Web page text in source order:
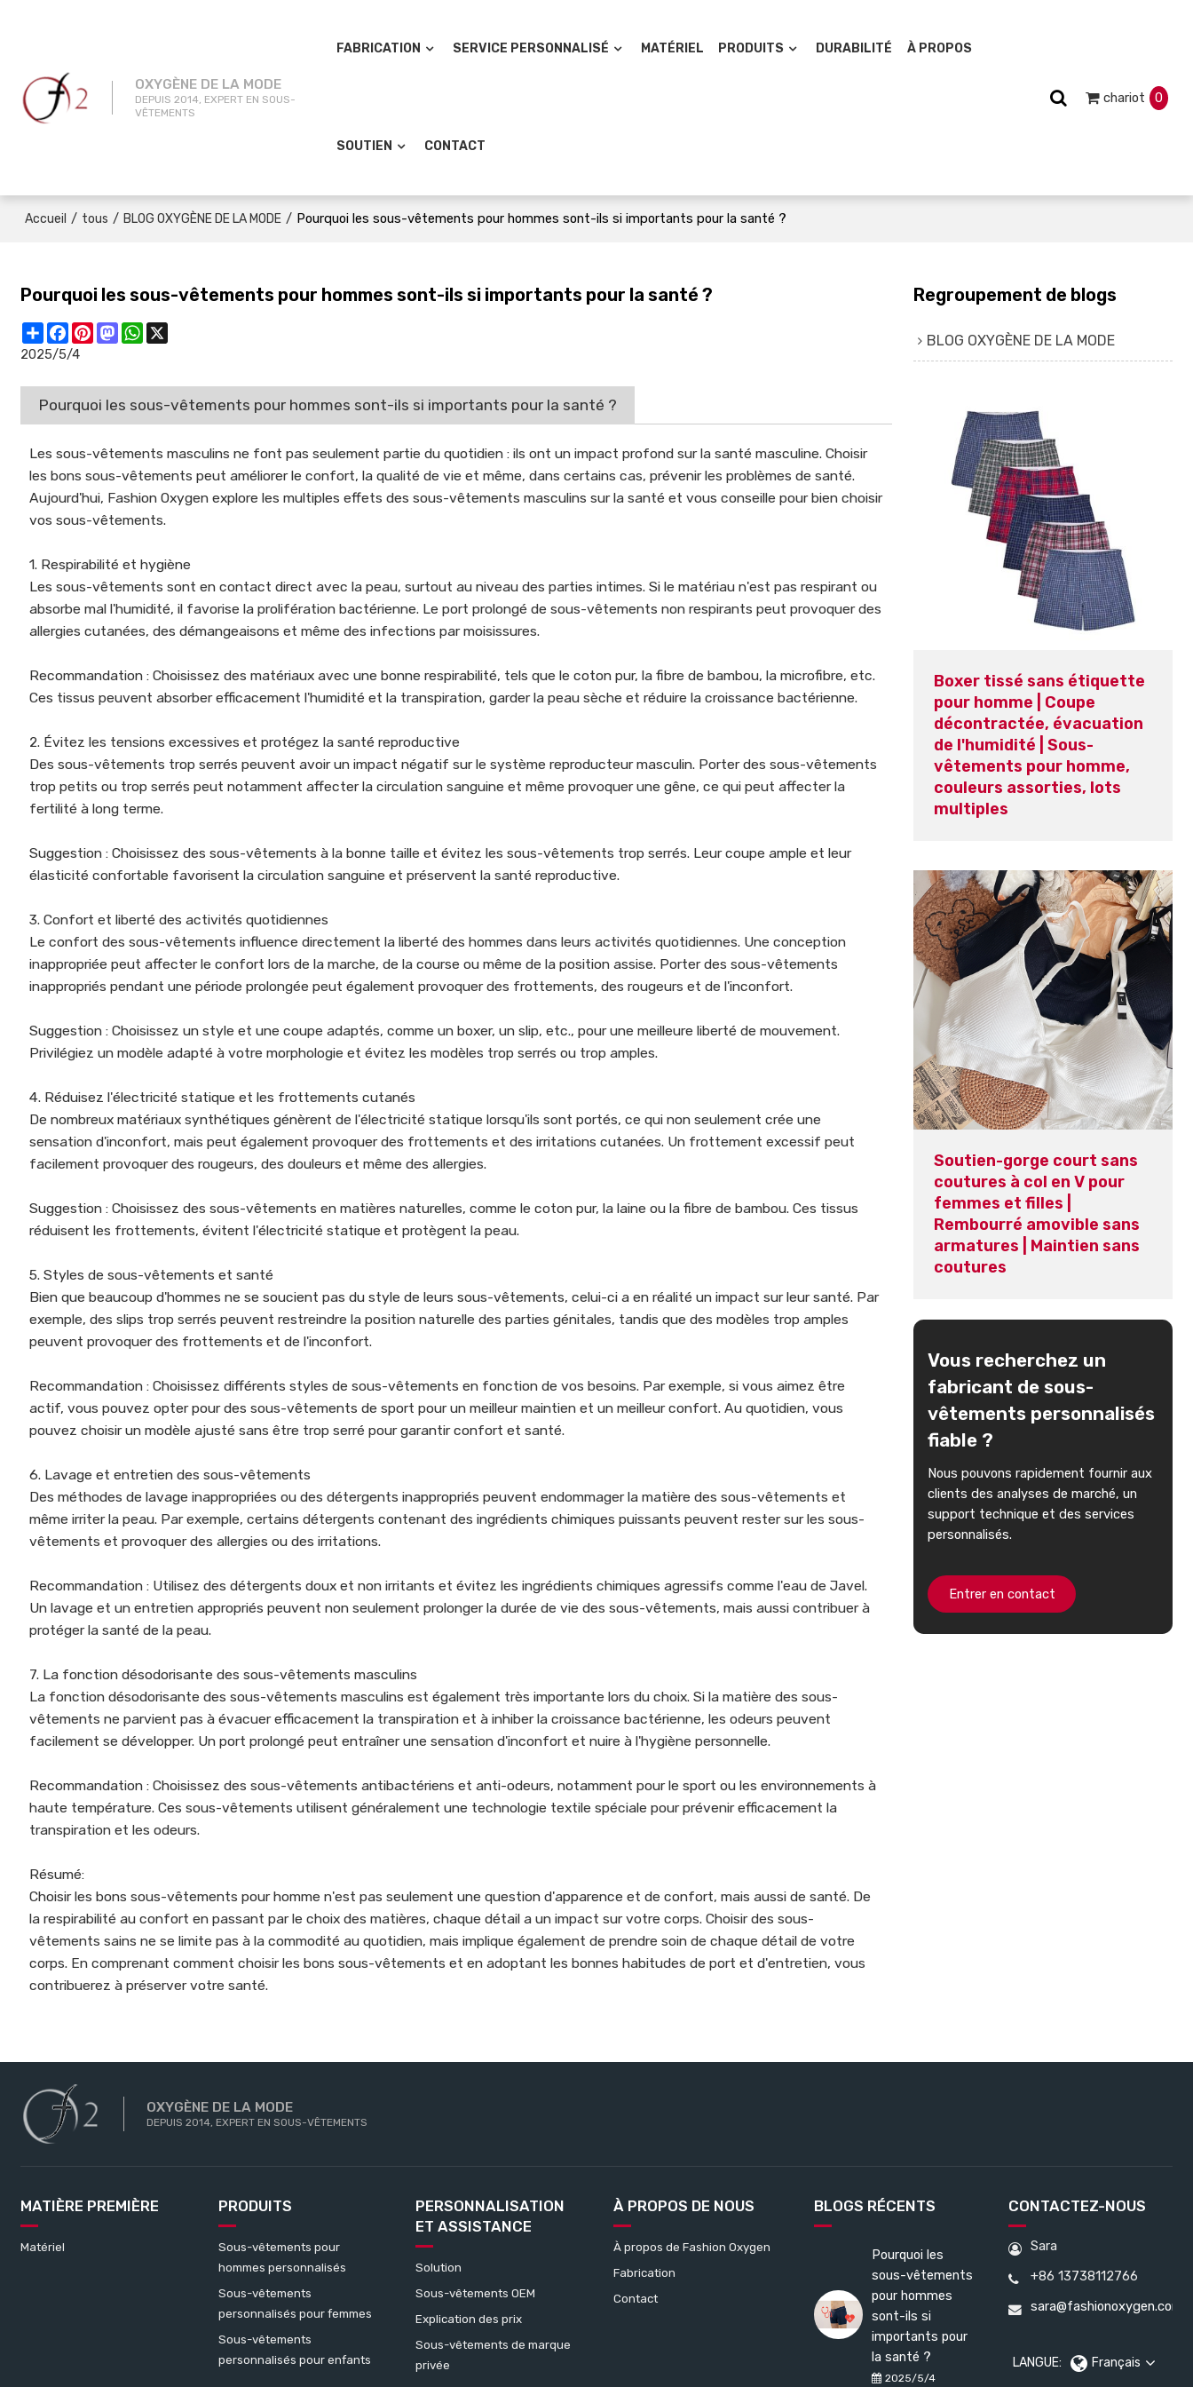
OXYGÈNE DE LA MODE
DEPUIS 2014, EXPERT EN SOUS-
VÊTEMENTS
FABRICATION SERVICE PERSONNALISÉ MATÉRIEL PRODUITS DURABILITÉ À PROPOS
SOUTIEN CONTACT
chariot 0
Accueil / tous / BLOG OXYGÈNE DE LA MODE / Pourquoi les sous-vêtements pour hommes sont-ils si importants pour la santé ?
Pourquoi les sous-vêtements pour hommes sont-ils si importants pour la santé ?
ShareFacebook
Pinterest
MastodonWhatsApp
2025/5/4
Pourquoi les sous-vêtements pour hommes sont-ils si importants pour la santé ?
Les sous-vêtements masculins ne font pas seulement partie du quotidien : ils ont un impact profond sur la santé masculine. Choisir
les bons sous-vêtements peut améliorer le confort, la qualité de vie et même, dans certains cas, prévenir les problèmes de santé.
Aujourd'hui, Fashion Oxygen explore les multiples effets des sous-vêtements masculins sur la santé et vous conseille pour bien choisir
vos sous-vêtements.
1. Respirabilité et hygiène
Les sous-vêtements sont en contact direct avec la peau, surtout au niveau des parties intimes. Si le matériau n'est pas respirant ou
absorbe mal l'humidité, il favorise la prolifération bactérienne. Le port prolongé de sous-vêtements non respirants peut provoquer des
allergies cutanées, des démangeaisons et même des infections par moisissures.
Recommandation : Choisissez des matériaux avec une bonne respirabilité, tels que le coton pur, la fibre de bambou, la microfibre, etc.
Ces tissus peuvent absorber efficacement l'humidité et la transpiration, garder la peau sèche et réduire la croissance bactérienne.
2. Évitez les tensions excessives et protégez la santé reproductive
Des sous-vêtements trop serrés peuvent avoir un impact négatif sur le système reproducteur masculin. Porter des sous-vêtements
trop petits ou trop serrés peut notamment affecter la circulation sanguine et même provoquer une gêne, ce qui peut affecter la
fertilité à long terme.
Suggestion : Choisissez des sous-vêtements à la bonne taille et évitez les sous-vêtements trop serrés. Leur coupe ample et leur
élasticité confortable favorisent la circulation sanguine et préservent la santé reproductive.
3. Confort et liberté des activités quotidiennes
Le confort des sous-vêtements influence directement la liberté des hommes dans leurs activités quotidiennes. Une conception
inappropriée peut affecter le confort lors de la marche, de la course ou même de la position assise. Porter des sous-vêtements
inappropriés pendant une période prolongée peut également provoquer des frottements, des rougeurs et de l'inconfort.
Suggestion : Choisissez un style et une coupe adaptés, comme un boxer, un slip, etc., pour une meilleure liberté de mouvement.
Privilégiez un modèle adapté à votre morphologie et évitez les modèles trop serrés ou trop amples.
4. Réduisez l'électricité statique et les frottements cutanés
De nombreux matériaux synthétiques génèrent de l'électricité statique lorsqu'ils sont portés, ce qui non seulement crée une
sensation d'inconfort, mais peut également provoquer des frottements et des irritations cutanées. Un frottement excessif peut
facilement provoquer des rougeurs, des douleurs et même des allergies.
Suggestion : Choisissez des sous-vêtements en matières naturelles, comme le coton pur, la laine ou la fibre de bambou. Ces tissus
réduisent les frottements, évitent l'électricité statique et protègent la peau.
5. Styles de sous-vêtements et santé
Bien que beaucoup d'hommes ne se soucient pas du style de leurs sous-vêtements, celui-ci a en réalité un impact sur leur santé. Par
exemple, des slips trop serrés peuvent restreindre la position naturelle des parties génitales, tandis que des modèles trop amples
peuvent provoquer des frottements et de l'inconfort.
Recommandation : Choisissez différents styles de sous-vêtements en fonction de vos besoins. Par exemple, si vous aimez être
actif, vous pouvez opter pour des sous-vêtements de sport pour un meilleur maintien et un meilleur confort. Au quotidien, vous
pouvez choisir un modèle ajusté sans être trop serré pour garantir confort et santé.
6. Lavage et entretien des sous-vêtements
Des méthodes de lavage inappropriées ou des détergents inappropriés peuvent endommager la matière des sous-vêtements et
même irriter la peau. Par exemple, certains détergents contenant des ingrédients chimiques puissants peuvent rester sur les sous-
vêtements et provoquer des allergies ou des irritations.
Recommandation : Utilisez des détergents doux et non irritants et évitez les ingrédients chimiques agressifs comme l'eau de Javel.
Un lavage et un entretien appropriés peuvent non seulement prolonger la durée de vie des sous-vêtements, mais aussi contribuer à
protéger la santé de la peau.
7. La fonction désodorisante des sous-vêtements masculins
La fonction désodorisante des sous-vêtements masculins est également très importante lors du choix. Si la matière des sous-
vêtements ne parvient pas à évacuer efficacement la transpiration et à inhiber la croissance bactérienne, les odeurs peuvent
facilement se développer. Un port prolongé peut entraîner une sensation d'inconfort et nuire à l'hygiène personnelle.
Recommandation : Choisissez des sous-vêtements antibactériens et anti-odeurs, notamment pour le sport ou les environnements à
haute température. Ces sous-vêtements utilisent généralement une technologie textile spéciale pour prévenir efficacement la
transpiration et les odeurs.
Résumé:
Choisir les bons sous-vêtements pour homme n'est pas seulement une question d'apparence et de confort, mais aussi de santé. De
la respirabilité au confort en passant par le choix des matières, chaque détail a un impact sur votre corps. Choisir des sous-
vêtements sains ne se limite pas à la commodité au quotidien, mais implique également de prendre soin de chaque détail de votre
corps. En comprenant comment choisir les bons sous-vêtements et en adoptant les bonnes habitudes de port et d'entretien, vous
contribuerez à préserver votre santé.
Regroupement de blogs
BLOG OXYGÈNE DE LA MODE
Boxer tissé sans étiquette
pour homme | Coupe
décontractée, évacuation
de l'humidité | Sous-
vêtements pour homme,
couleurs assorties, lots
multiples
Soutien-gorge court sans
coutures à col en V pour
femmes et filles |
Rembourré amovible sans
armatures | Maintien sans
coutures
Vous recherchez un
fabricant de sous-
vêtements personnalisés
fiable ?
Nous pouvons rapidement fournir aux
clients des analyses de marché, un
support technique et des services
personnalisés.
Entrer en contact
OXYGÈNE DE LA MODE
DEPUIS 2014, EXPERT EN SOUS-VÊTEMENTS
MATIÈRE PREMIÈRE
Matériel
PRODUITS
Sous-vêtements pour
hommes personnalisés
Sous-vêtements
personnalisés pour femmes
Sous-vêtements
personnalisés pour enfants
PERSONNALISATION
ET ASSISTANCE
Solution
Sous-vêtements OEM
Explication des prix
Sous-vêtements de marque
privée
À PROPOS DE NOUS
À propos de Fashion Oxygen
Fabrication
Contact
BLOGS RÉCENTS
2025/5/4
Pourquoi les
sous-vêtements
pour hommes
sont-ils si
importants pour
la santé ?
CONTACTEZ-NOUS
Sara
+86 13738112766
sara@fashionoxygen.com
LANGUE: Français